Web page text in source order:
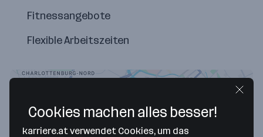
Fitnessangebote
Flexible Arbeitszeiten
Cookies machen alles besser!
karriere.at verwendet Cookies, um das